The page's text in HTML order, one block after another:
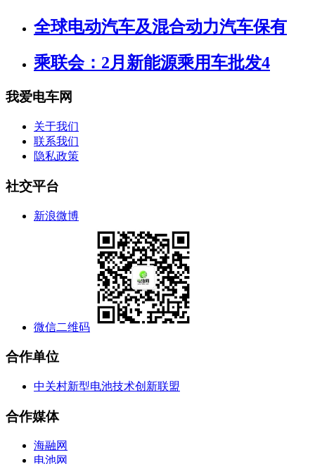
全球电动汽车及混合动力汽车保有
乘联会：2月新能源乘用车批发4
我爱电车网
关于我们
联系我们
隐私政策
社交平台
新浪微博
微信二维码
合作单位
中关村新型电池技术创新联盟
合作媒体
海融网
电池网